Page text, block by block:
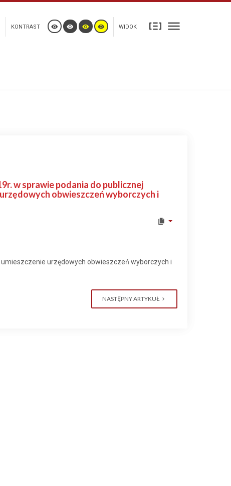
KONTRAST WIDOK
w sprawie podania do publicznej
obwieszczeń wyborczych i
urzędowych obwieszczeń wyborczych i
NASTĘPNY ARTYKUŁ